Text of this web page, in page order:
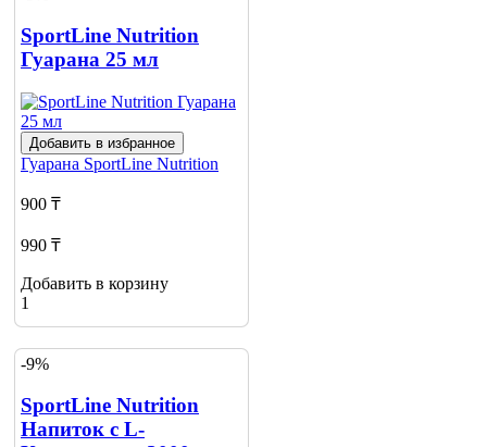
SportLine Nutrition
Гуарана 25 мл
Добавить в избранное
Гуарана SportLine Nutrition
900 ₸
990 ₸
Добавить в корзину
1
-9%
SportLine Nutrition
Напиток c L-